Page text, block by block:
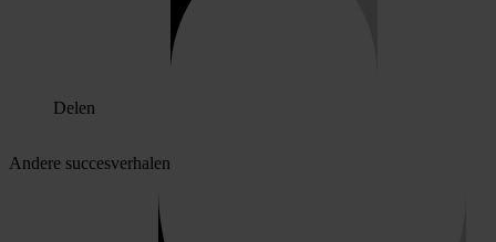
Delen
Andere succesverhalen